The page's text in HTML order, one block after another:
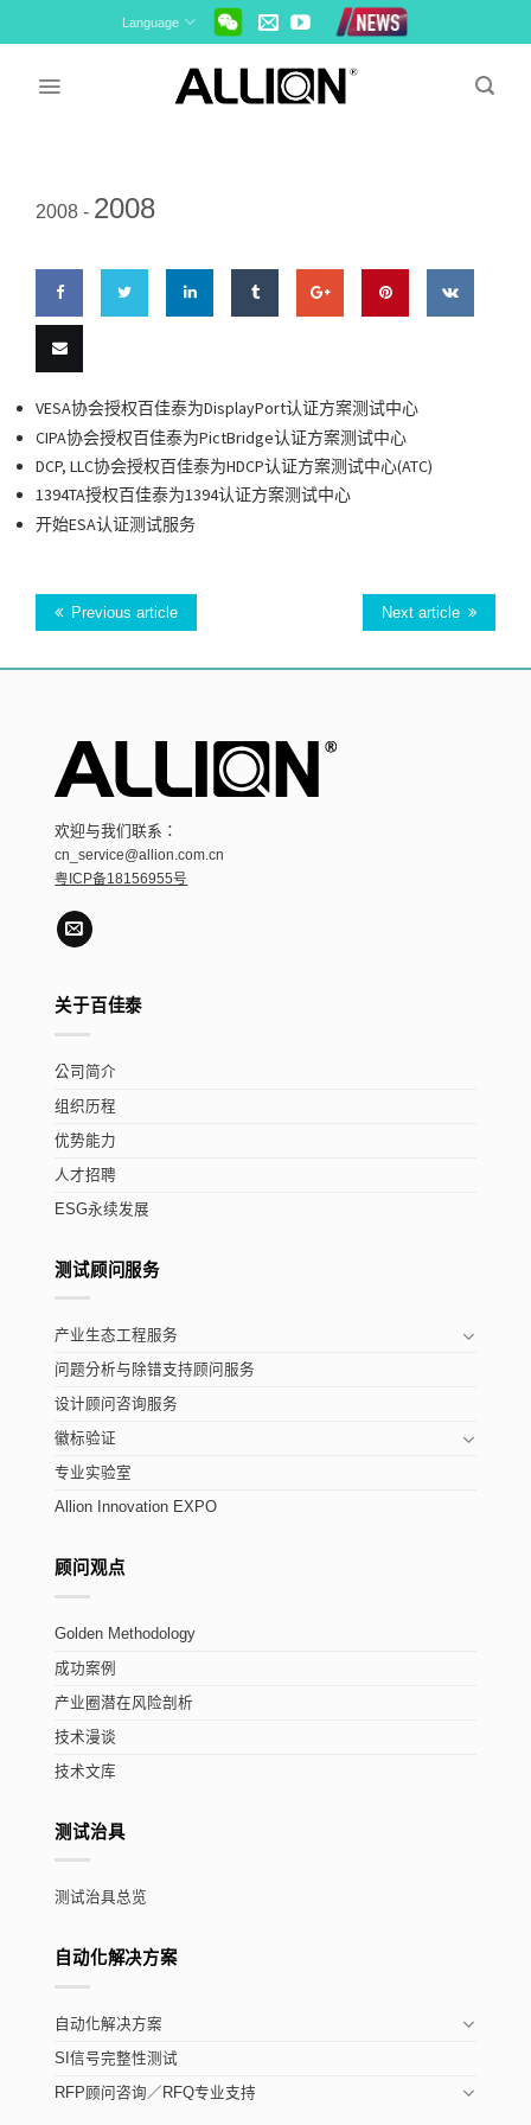
to
Language
2008 - 2008
Share
FacebookTwitter LinkedIn Tumblr Google
Plus
this
VESA协会授权百佳泰为DisplayPort认证方案测试中心
CIPA协会授权百佳泰为PictBridge认证方案测试中心
DCP, LLC协会授权百佳泰为HDCP认证方案测试中心(ATC)
1394TA授权百佳泰为1394认证方案测试中心
开始ESA认证测试服务
Next article
Previous article
欢迎与我们联系：
cn_service@allion.com.cn
粤ICP备18156955号
关于百佳泰
公司简介
组织历程
优势能力
人才招聘
ESG永续发展
测试顾问服务
产业生态工程服务
问题分析与除错支持顾问服务
设计顾问咨询服务
徽标验证
专业实验室
Allion Innovation EXPO
顾问观点
Golden Methodology
成功案例
产业圈潜在风险剖析
技术漫谈
技术文库
测试治具
测试治具总览
自动化解决方案
自动化解决方案
SI信号完整性测试
RFP顾问咨询／RFQ专业支持